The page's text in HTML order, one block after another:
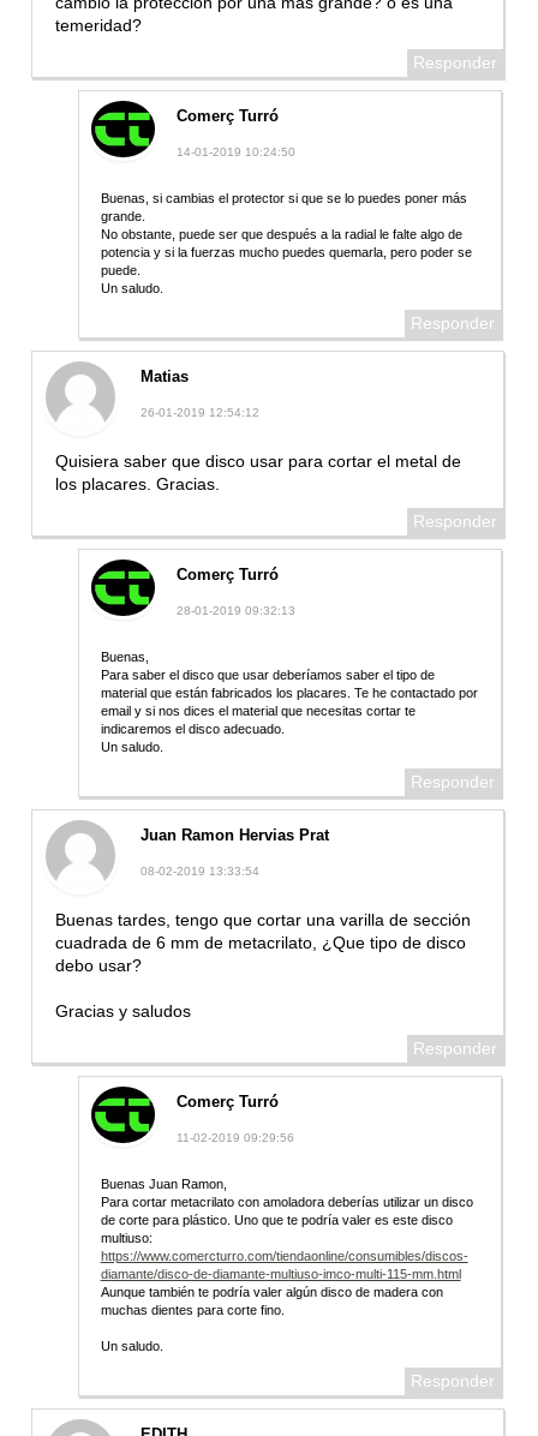
temeridad?
Responder
Comerç Turró
14-01-2019 10:24:50
Buenas, si cambias el protector si que se lo puedes poner más
grande.
No obstante, puede ser que después a la radial le falte algo de
potencia y si la fuerzas mucho puedes quemarla, pero poder se
puede.
Un saludo.
Responder
Matias
26-01-2019 12:54:12
Quisiera saber que disco usar para cortar el metal de
los placares. Gracias.
Responder
Comerç Turró
28-01-2019 09:32:13
Buenas,
Para saber el disco que usar deberíamos saber el tipo de
material que están fabricados los placares. Te he contactado por
email y si nos dices el material que necesitas cortar te
indicaremos el disco adecuado.
Un saludo.
Responder
Juan Ramon Hervias Prat
08-02-2019 13:33:54
Buenas tardes, tengo que cortar una varilla de sección
cuadrada de 6 mm de metacrilato, ¿Que tipo de disco
debo usar?
Gracias y saludos
Responder
Comerç Turró
11-02-2019 09:29:56
Buenas Juan Ramon,
Para cortar metacrilato con amoladora deberías utilizar un disco
de corte para plástico. Uno que te podría valer es este disco
multiuso:
https://www.comercturro.com/tiendaonline/consumibles/discos-
diamante/disco-de-diamante-multiuso-imco-multi-115-mm.html
Aunque también te podría valer algún disco de madera con
muchas dientes para corte fino.
Un saludo.
Responder